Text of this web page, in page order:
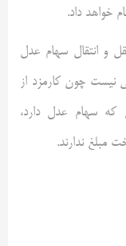
خواهد داد.
و انتقال سهام عدل
نیست چون کارمزد از
سهام عدل دارد،
مبلغ ندارند.